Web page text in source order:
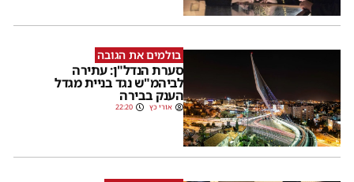
בולמים את הגובה
סערת הנדל"ן: עתירה
לביהמ"ש נגד בניית מגדל
הענק בבירה
אורי כץ 22:20